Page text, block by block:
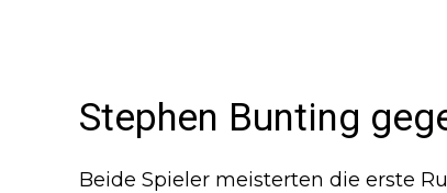
Stephen Bunting
Beide Spieler meisterten die erste